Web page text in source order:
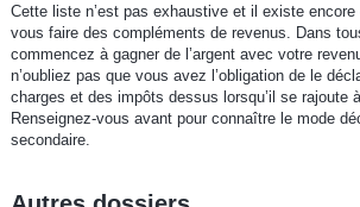
Cette liste n’est pas exhaustive et il existe encore
vous faire des compléments de revenus. Dans
commencez à gagner de l’argent avec votre
n’oubliez pas que vous avez l’obligation de le
charges et des impôts dessus lorsqu’il se rajoute
Renseignez-vous avant pour connaître le mode
secondaire.